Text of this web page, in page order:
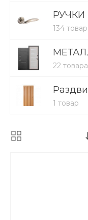
РУЧКИ
134
22 товара
1 товар